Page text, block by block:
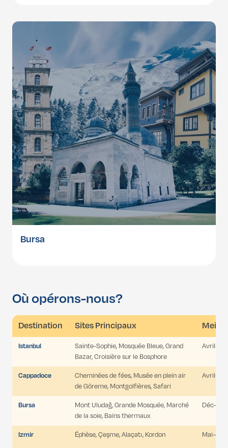
Bursa
Où opérons-nous?
Destination Sites Principaux
Istanbul
Sainte-Sophie, Mosquée Bleue, Grand
Bazar, Croisière sur le Bosphore
Cappadoce
Cheminées de fées, Musée en plein air
de Göreme, Montgolfières, Safari
Bursa
Mont Uludağ, Grande Mosquée, Marché
de la soie, Bains thermaux
Izmir Éphèse, Çeşme, Alaçatı, Kordon